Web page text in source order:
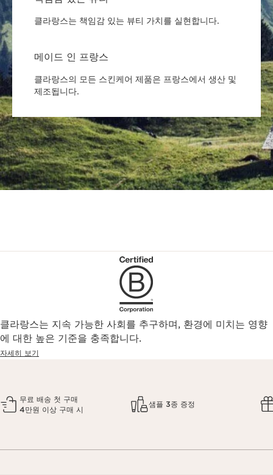
클라랑스는 책임감 있는 뷰티 가치를 실현합니다.
메이드 인 프랑스
클라랑스의 모든 스킨케어 제품은 프랑스에서 생산 및
제조됩니다.
클라랑스는 지속 가능한 사회를 추구하며, 환경에 미치는 영향
에 대한 높은 기준을 충족합니다.
자세히 보기
무료 배송 첫 구매
4만원 이상 구매 시
샘플 3종 증정